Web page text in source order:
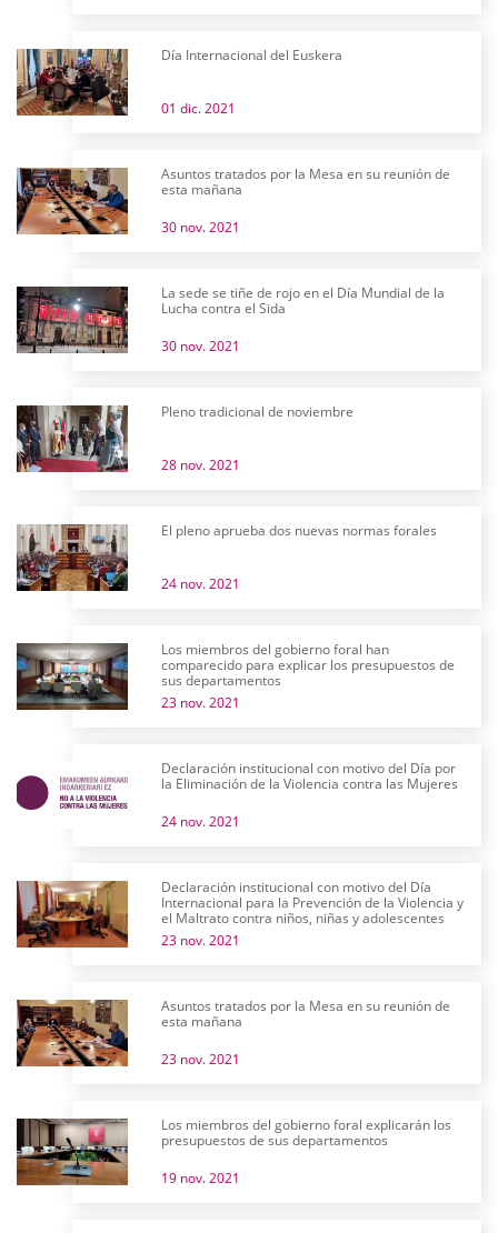
Día Internacional del Euskera
01 dic. 2021
Asuntos tratados por la Mesa en su reunión de
esta mañana
30 nov. 2021
La sede se tiñe de rojo en el Día Mundial de la
Lucha contra el Sida
30 nov. 2021
Pleno tradicional de noviembre
28 nov. 2021
El pleno aprueba dos nuevas normas forales
24 nov. 2021
Los miembros del gobierno foral han
comparecido para explicar los presupuestos de
sus departamentos
23 nov. 2021
Declaración institucional con motivo del Día por
la Eliminación de la Violencia contra las Mujeres
24 nov. 2021
Declaración institucional con motivo del Día
Internacional para la Prevención de la Violencia y
el Maltrato contra niños, niñas y adolescentes
23 nov. 2021
Asuntos tratados por la Mesa en su reunión de
esta mañana
23 nov. 2021
Los miembros del gobierno foral explicarán los
presupuestos de sus departamentos
19 nov. 2021